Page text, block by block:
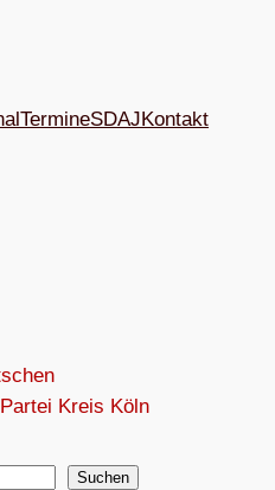
TermineSDAJKon­takt
Kreis Köln
Suchen